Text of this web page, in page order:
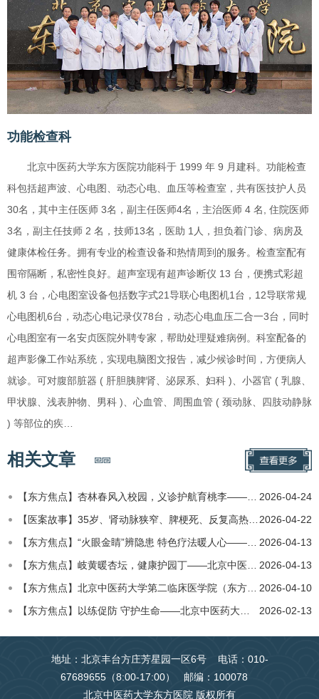
功能检查科
北京中医药大学东方医院功能科于 1999 年 9 月建科。功能检查
科包括超声波、心电图、动态心电、血压等检查室，共有医技护人员
30名，其中主任医师 3名，副主任医师4名，主治医师 4 名, 住院医师
3名，副主任技师 2 名，技师13名，医助 1人，担负着门诊、病房及
健康体检任务。拥有专业的检查设备和热情周到的服务。检查室配有
围帘隔断，私密性良好。超声室现有超声诊断仪 13 台，便携式彩超
机 3 台，心电图室设备包括数字式21导联心电图机1台，12导联常规
心电图机6台，动态心电记录仪78台，动态心电血压二合一3台，同时
心电图室有一名安贞医院外聘专家，帮助处理疑难病例。科室配备的
超声影像工作站系统，实现电脑图文报告，减少候诊时间，方便病人
就诊。可对腹部脏器 ( 肝胆胰脾肾、泌尿系、妇科 )、小器官 ( 乳腺、
甲状腺、浅表肿物、男科 )、心血管、周围血管 ( 颈动脉、四肢动静脉
) 等部位的疾…
相关文章
2026-04-24
【东方焦点】杏林春风入校园，义诊护航育桃李——北京中医药大学第二临床医学院（东方医院）关爱园丁健康行动暖…
2026-04-22
【医案故事】35岁、肾动脉狭窄、脾梗死、反复高热：北中医东方医院多学科联手破诊疗难题
2026-04-13
【东方焦点】“火眼金睛”辨隐患 特色疗法暖人心——北京中医药大学第二临床医学院（东方医院）惠民义诊守护群…
2026-04-13
【东方焦点】岐黄暖杏坛，健康护园丁——北京中医药大学第二临床医学院（东方医院）走进北中医开展义诊
2026-04-10
【东方焦点】北京中医药大学第二临床医学院（东方医院）二七院区功能科专家走进社区，守护居民健康
2026-02-13
【东方焦点】以练促防 守护生命——北京中医药大学第二临床医学院（东方医院）功能科开展急诊急救专项演练
地址：北京丰台方庄芳星园一区6号 电话：010-
67689655（8:00-17:00） 邮编：100078
北京中医药大学东方医院 版权所有